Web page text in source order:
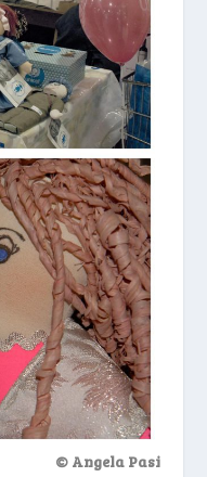
© Angela Pasi